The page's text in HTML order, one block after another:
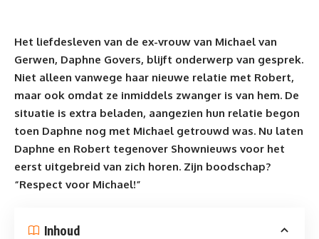
Het liefdesleven van de ex-vrouw van Michael van
Gerwen, Daphne Govers, blijft onderwerp van gesprek.
Niet alleen vanwege haar nieuwe relatie met Robert,
maar ook omdat ze inmiddels zwanger is van hem. De
situatie is extra beladen, aangezien hun relatie begon
toen Daphne nog met Michael getrouwd was. Nu laten
Daphne en Robert tegenover Shownieuws voor het
eerst uitgebreid van zich horen. Zijn boodschap?
“Respect voor Michael!”
Inhoud